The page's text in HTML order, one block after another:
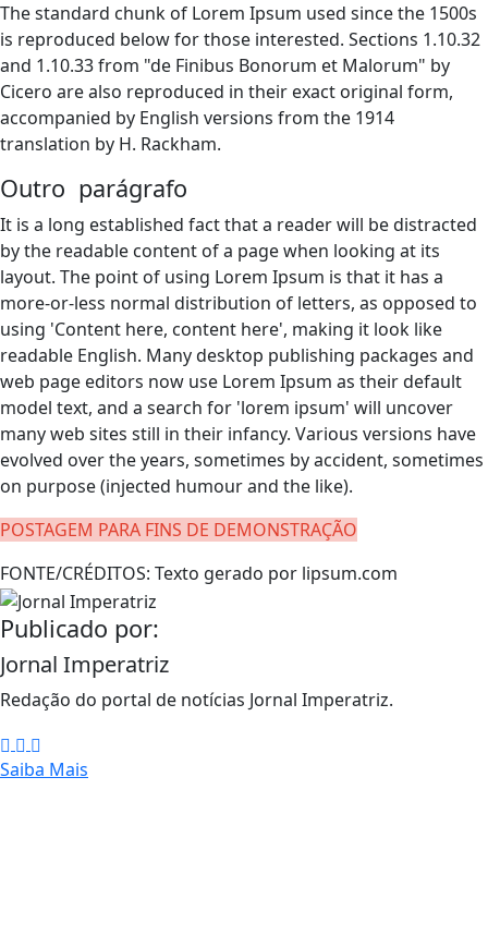
The standard chunk of Lorem Ipsum used since the 1500s
is reproduced below for those interested. Sections 1.10.32
and 1.10.33 from "de Finibus Bonorum et Malorum" by
Cicero are also reproduced in their exact original form,
accompanied by English versions from the 1914
translation by H. Rackham.
Outro parágrafo
It is a long established fact that a reader will be distracted
by the readable content of a page when looking at its
layout. The point of using Lorem Ipsum is that it has a
more-or-less normal distribution of letters, as opposed to
using 'Content here, content here', making it look like
readable English. Many desktop publishing packages and
web page editors now use Lorem Ipsum as their default
model text, and a search for 'lorem ipsum' will uncover
many web sites still in their infancy. Various versions have
evolved over the years, sometimes by accident, sometimes
on purpose (injected humour and the like).
POSTAGEM PARA FINS DE DEMONSTRAÇÃO
FONTE/CRÉDITOS: Texto gerado por lipsum.com
Publicado por:
Jornal Imperatriz
Redação do portal de notícias Jornal Imperatriz.
Saiba Mais